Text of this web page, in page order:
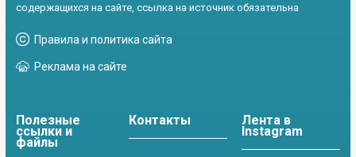
содержащихся на сайте, ссылка на источник обязательна
Правила и политика сайта
Реклама на сайте
Полезные
ссылки и
файлы
Контакты Лента в
Instagram